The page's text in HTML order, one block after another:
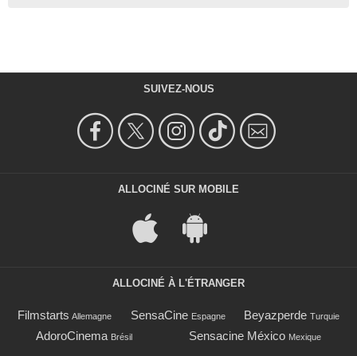
SUIVEZ-NOUS
ALLOCINÉ SUR MOBILE
ALLOCINÉ À L'ÉTRANGER
Filmstarts Allemagne SensaCine Espagne Beyazperde Turquie
AdoroCinema Brésil Sensacine México Mexique